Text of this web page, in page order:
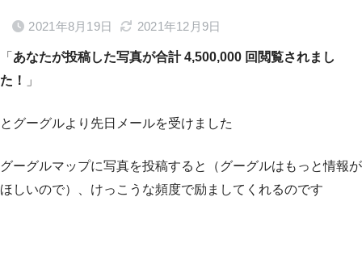
2021年8月19日 2021年12月9日
「 あなたが投稿した写真が合計 4,500,000 回閲覧されまし
た！
」
とグーグルより先日メールを受けました
グーグルマップに写真を投稿すると（グーグルはもっと情報が
ほしいので）、けっこうな頻度で励ましてくれるのです